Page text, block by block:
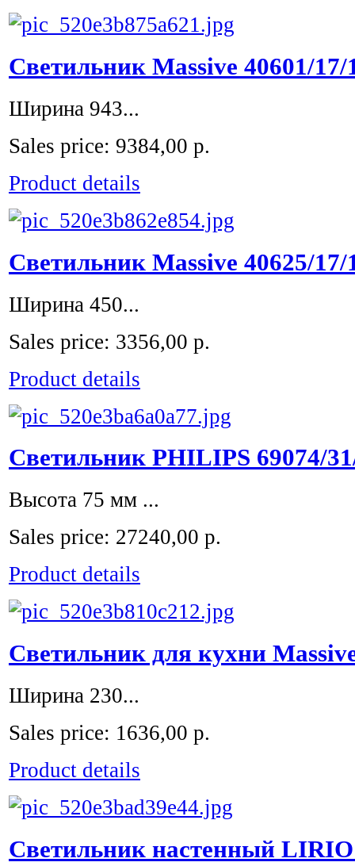
Светильник Massive 40601/17/
Ширина 943...
Sales price: 9384,00 р.
Product details
Светильник Massive 40625/17/
Ширина 450...
Sales price: 3356,00 р.
Product details
Светильник PHILIPS 69074/
Высота 75 мм ...
Sales price: 27240,00 р.
Product details
Светильник для кухни
Ширина 230...
Sales price: 1636,00 р.
Product details
Светильник настенный